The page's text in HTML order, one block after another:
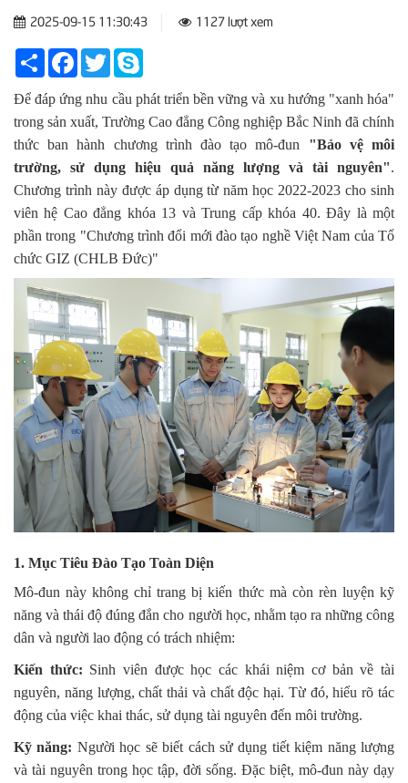
2025-09-15 11:30:43 1127 lượt xem
ShareFacebook
Twitter
Để đáp ứng nhu cầu phát triển bền vững và xu hướng "xanh hóa"
trong sản xuất, Trường Cao đẳng Công nghiệp Bắc Ninh đã chính
thức ban hành chương trình đào tạo mô-đun "Bảo vệ môi
trường, sử dụng hiệu quả năng lượng và tài nguyên".
Chương trình này được áp dụng từ năm học 2022-2023 cho sinh
viên hệ Cao đẳng khóa 13 và Trung cấp khóa 40. Đây là một
phần trong "Chương trình đổi mới đào tạo nghề Việt Nam của Tổ
chức GIZ (CHLB Đức)"
1. Mục Tiêu Đào Tạo Toàn Diện
Mô-đun này không chỉ trang bị kiến thức mà còn rèn luyện kỹ
năng và thái độ đúng đắn cho người học, nhằm tạo ra những công
dân và người lao động có trách nhiệm:
Kiến thức: Sinh viên được học các khái niệm cơ bản về tài
nguyên, năng lượng, chất thải và chất độc hại. Từ đó, hiểu rõ tác
động của việc khai thác, sử dụng tài nguyên đến môi trường.
Kỹ năng: Người học sẽ biết cách sử dụng tiết kiệm năng lượng
và tài nguyên trong học tập, đời sống. Đặc biệt, mô-đun này dạy